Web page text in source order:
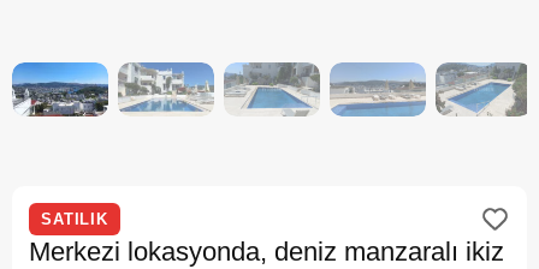
SATILIK
Merkezi lokasyonda, deniz manzaralı ikiz